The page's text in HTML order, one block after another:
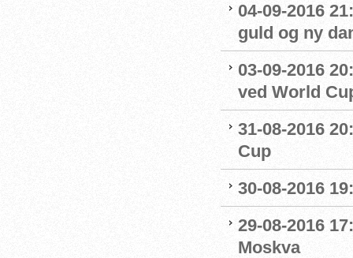
04-09-2016
guld og ny
03-09-2016
ved World
31-08-2016
Cup
30-08-2016
29-08-2016
Moskva